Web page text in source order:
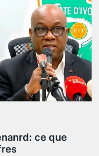
ce que